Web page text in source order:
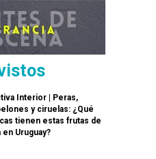
Interior | Peras,
y ciruelas: ¿Qué
tienen estas frutas de
en Uruguay?